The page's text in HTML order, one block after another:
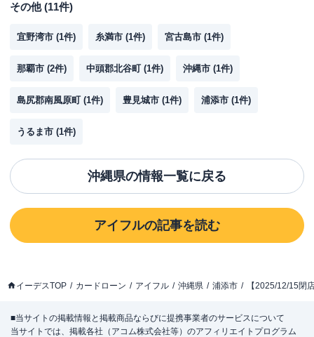
その他(11件)
宜野湾市 (1件) 糸満市 (1件) 宮古島市 (1件)
那覇市 (2件) 中頭郡北谷町 (1件) 沖縄市 (1件)
島尻郡南風原町 (1件) 豊見城市 (1件) 浦添市 (1件)
うるま市 (1件)
沖縄県の情報一覧に戻る
アイフルの記事を読む
イーデスTOP カードローン アイフル 沖縄県 浦添市 【2025/12/15閉
■当サイトの掲載情報と掲載商品ならびに提携事業者のサービスについて
当サイトでは、掲載各社（アコム株式会社等）のアフィリエイトプログラム